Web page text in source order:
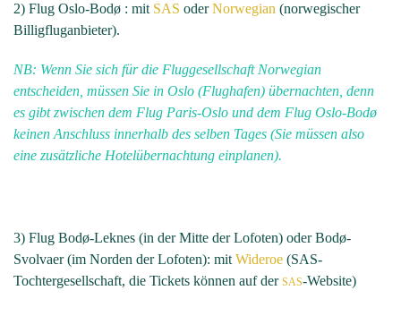
2) Flug Oslo-Bodø : mit SAS oderNorwegian (norwegischer
Billigfluganbieter).
NB: Wenn Sie sich für die Fluggesellschaft Norwegian
entscheiden, müssen Sie in Oslo (Flughafen) übernachten, denn
es gibt zwischen dem Flug Paris-Oslo und dem Flug Oslo-Bodø
keinen Anschluss innerhalb des selben Tages (Sie müssen also
eine zusätzliche Hotelübernachtung einplanen).
3) Flug Bodø-Leknes (in der Mitte der Lofoten) oder Bodø-
Svolvaer (im Norden der Lofoten): mit Wideroe (SAS-
Tochtergesellschaft, die Tickets können auf der SAS-Website)